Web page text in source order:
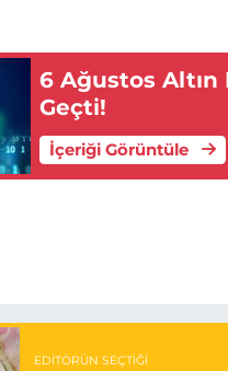
6 Ağustos Altın
Geçti!
İçeriği Görüntüle
EDITÖRÜN SEÇTIĞI